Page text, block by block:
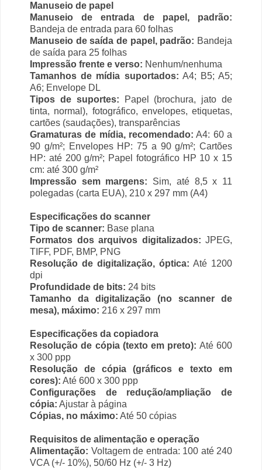
Manuseio de papel
Manuseio de entrada de papel, padrão:
Bandeja de entrada para 60 folhas
Manuseio de saída de papel, padrão: Bandeja
de saída para 25 folhas
Impressão frente e verso: Nenhum/nenhuma
Tamanhos de mídia suportados: A4; B5; A5;
A6; Envelope DL
Tipos de suportes: Papel (brochura, jato de
tinta, normal), fotográfico, envelopes, etiquetas,
cartões (saudações), transparências
Gramaturas de mídia, recomendado: A4: 60 a
90 g/m²; Envelopes HP: 75 a 90 g/m²; Cartões
HP: até 200 g/m²; Papel fotográfico HP 10 x 15
cm: até 300 g/m²
Impressão sem margens: Sim, até 8,5 x 11
polegadas (carta EUA), 210 x 297 mm (A4)
Especificações do scanner
Tipo de scanner: Base plana
Formatos dos arquivos digitalizados: JPEG,
TIFF, PDF, BMP, PNG
Resolução de digitalização, óptica: Até 1200
dpi
Profundidade de bits: 24 bits
Tamanho da digitalização (no scanner de
mesa), máximo: 216 x 297 mm
Especificações da copiadora
Resolução de cópia (texto em preto): Até 600
x 300 ppp
Resolução de cópia (gráficos e texto em
cores): Até 600 x 300 ppp
Configurações de redução/ampliação de
cópia: Ajustar à página
Cópias, no máximo: Até 50 cópias
Requisitos de alimentação e operação
Alimentação: Voltagem de entrada: 100 até 240
VCA (+/- 10%), 50/60 Hz (+/- 3 Hz)